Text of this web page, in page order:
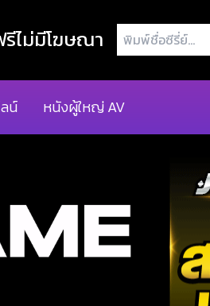
ไม่มีโฆษณา
พิมพ์
ชื่อ
ย์...
น์ หนังผู้ใหญ่ AV